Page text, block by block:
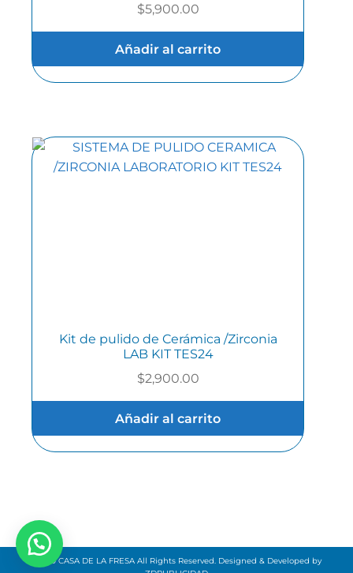
$5,900.00
Añadir al carrito
Kit de pulido de Cerámica /Zirconia
LAB KIT TES24
$2,900.00
Añadir al carrito
©2019 CASA DE LA FRESA All Rights Reserved. Designed & Developed by